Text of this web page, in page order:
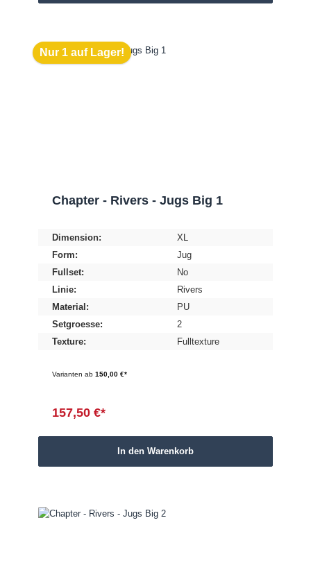
Nur 1 auf Lager!
Chapter - Rivers - Jugs Big 1
Dimension:
XL
Form:
Jug
Fullset:
No
Linie:
Rivers
Material:
PU
Setgroesse:
2
Texture:
Fulltexture
Varianten ab150,00 €*
157,50 €*
In den Warenkorb